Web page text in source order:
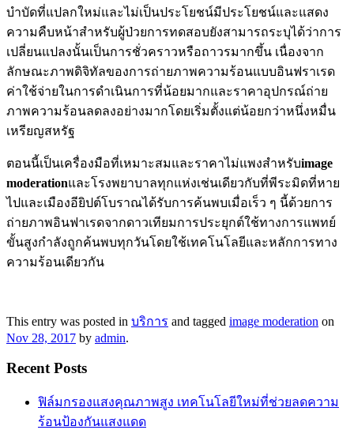
บำบัดที่แปลกใหม่และไม่เป็นประโยชน์มีประโยชน์และแสดง
ความคืบหน้าสำหรับผู้ป่วยการทดสอบยังสามารถระบุได้ว่าการ
เปลี่ยนแปลงนั้นเป็นการชั่วคราวหรือถาวรมากขึ้น เนื่องจาก
ลักษณะภาพดิจิทัลของการถ่ายภาพความร้อนแบบอินฟราเรด
ค่าใช้จ่ายในการดำเนินการที่น้อยมากและราคาอุปกรณ์ถ่าย
ภาพความร้อนลดลงอย่างมากโดยเริ่มตั้งแต่น้อยกว่าหนึ่งหมื่น
เหรียญสหรัฐ
ตอนนี้เป็นเครื่องมือที่เหมาะสมและราคาไม่แพงสำหรับimage
moderationและโรงพยาบาลทุกแห่งเช่นเดียวกับที่พีระมิดที่หาย
ไปและเมืองอียิปต์โบราณได้รับการค้นพบเมื่อเร็ว ๆ นี้ด้วยการ
ถ่ายภาพอินฟาเรดจากดาวเทียมการประยุกต์ใช้ทางการแพทย์
ขั้นสูงกำลังถูกค้นพบทุกวันโดยใช้เทคโนโลยีและหลักการทาง
ความร้อนเดียวกัน
This entry was posted in บริการ and tagged image moderation on
Nov 28, 2017 by admin.
Recent Posts
ฟิล์มกรองแสงคุณภาพสูง เทคโนโลยีใหม่ที่ช่วยลดความ
ร้อนป้องกันแสงแดด